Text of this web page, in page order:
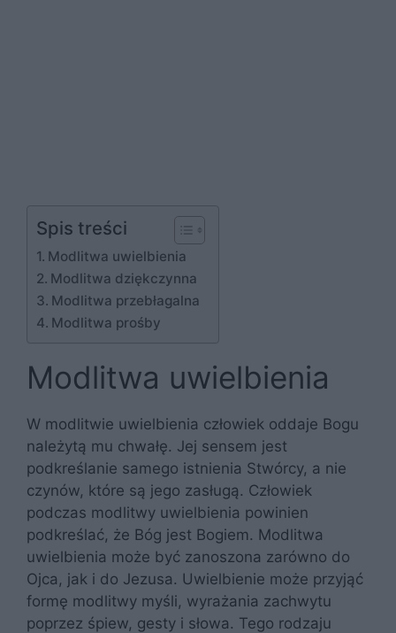
Spis treści
Modlitwa uwielbienia
Modlitwa dziękczynna
Modlitwa przebłagalna
Modlitwa prośby
Modlitwa uwielbienia
W modlitwie uwielbienia człowiek oddaje Bogu
należytą mu chwałę. Jej sensem jest
podkreślanie samego istnienia Stwórcy, a nie
czynów, które są jego zasługą. Człowiek
podczas modlitwy uwielbienia powinien
podkreślać, że Bóg jest Bogiem. Modlitwa
uwielbienia może być zanoszona zarówno do
Ojca, jak i do Jezusa. Uwielbienie może przyjąć
formę modlitwy myśli, wyrażania zachwytu
poprzez śpiew, gesty i słowa. Tego rodzaju